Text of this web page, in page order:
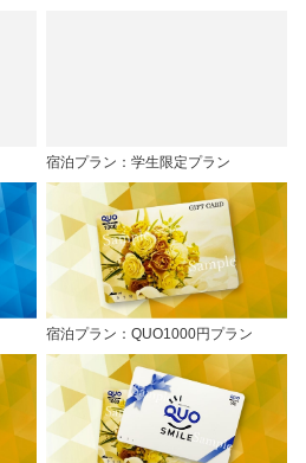
宿泊プラン：学生限定プラン
宿泊プラン：QUO1000円プラン